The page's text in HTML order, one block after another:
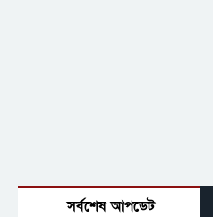
সর্বশেষ আপডেট